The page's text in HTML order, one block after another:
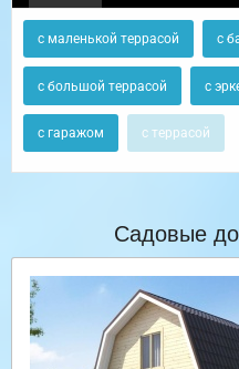
с маленькой террасой с
с большой террасой с
с гаражом с террасой
Садовые